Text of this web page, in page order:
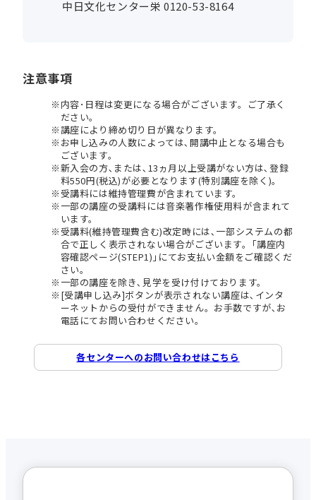
中日文化センター栄 0120-53-8164
注意事項
内容･日程は変更になる場合がございます。ご了承く
ださい。
講座により締め切り日が異なります。
お申し込みの人数によっては､開講中止となる場合も
ございます。
新入会の方､または､13ヵ月以上受講がない方は､登録
料550円(税込)が必要となります(特別講座を除く)。
受講料には維持管理費が含まれています。
一部の講座の受講料には音楽著作権使用料が含まれて
います。
受講料(維持管理費含む)改定時には､一部システムの都
合で正しく表示されない場合がございます。｢講座内
容確認ページ(STEP1)｣にてお支払い金額をご確認くだ
さい。
一部の講座を除き､見学を受け付けております。
[受講申し込み]ボタンが表示されない講座は､インタ
ーネットからの受付ができません。お手数ですが､お
電話にてお問い合わせください。
各センターへのお問い合わせはこちら